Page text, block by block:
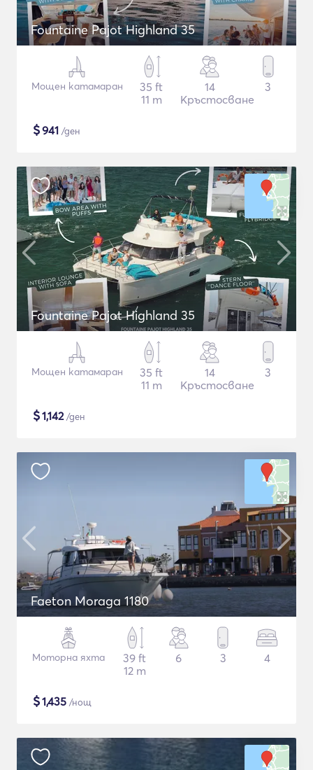
Fountaine Pajot Highland 35
Мощен катамаран
35 ft
11 m
14
Кръстосване
3
$941 /ден
Fountaine Pajot Highland 35
Мощен катамаран
35 ft
11 m
14
Кръстосване
3
$1,142/ден
Faeton Moraga 1180
Моторна яхта
39 ft
12 m
6 3 4
$1,435 /нощ